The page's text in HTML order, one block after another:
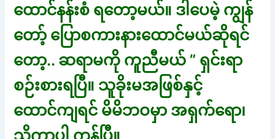
ထောင်နန်းစံ ရတော့မယ်။ ဒါပေမဲ့ ကျွန်
တော့် ပြောစကားနားထောင်မယ်ဆိုရင်
တော့.. ဆရာမကို ကူညီမယ် ” ရှင်းရာ
စဉ်းစားရပြီ။ သူခိုးမအဖြစ်နှင့်
ထောင်ကျရင် မိမိဘဝမှာ အရှက်ရော၊